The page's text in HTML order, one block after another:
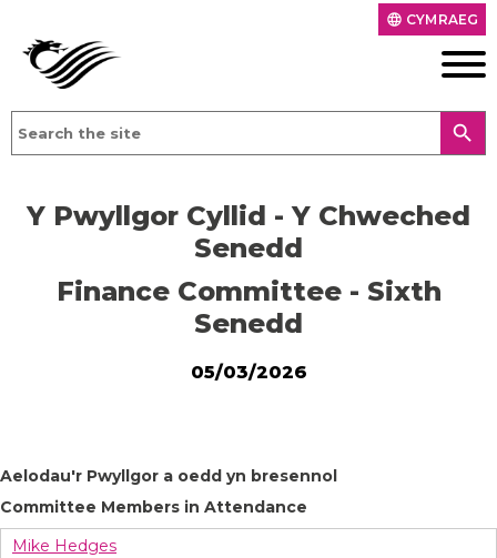
language CYMRAEG
search
Y Pwyllgor Cyllid - Y Chweched
Senedd
Finance Committee - Sixth
Senedd
05/03/2026
Aelodau'r Pwyllgor a oedd yn bresennol
Committee Members in Attendance
Mike Hedges